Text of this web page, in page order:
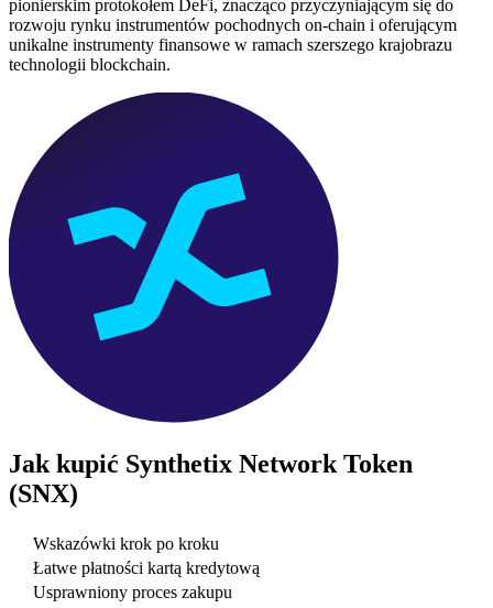
pionierskim protokołem DeFi, znacząco przyczyniającym się do
rozwoju rynku instrumentów pochodnych on-chain i oferującym
unikalne instrumenty finansowe w ramach szerszego krajobrazu
technologii blockchain.
Jak kupić Synthetix Network Token
(SNX)
Wskazówki krok po kroku
Łatwe płatności kartą kredytową
Usprawniony proces zakupu